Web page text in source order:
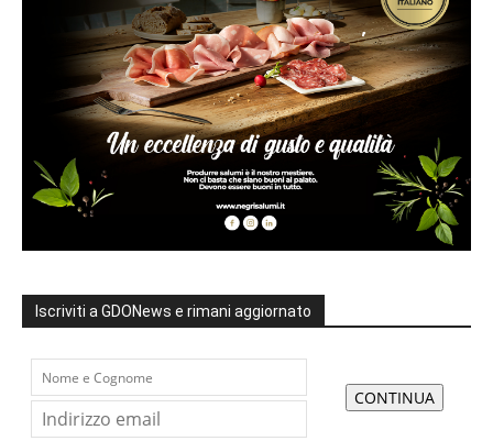
Iscriviti a GDONews e rimani aggiornato